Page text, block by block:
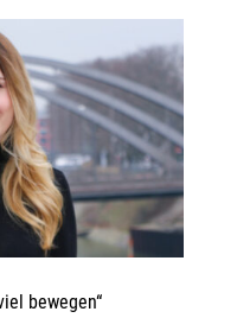
bewegen“